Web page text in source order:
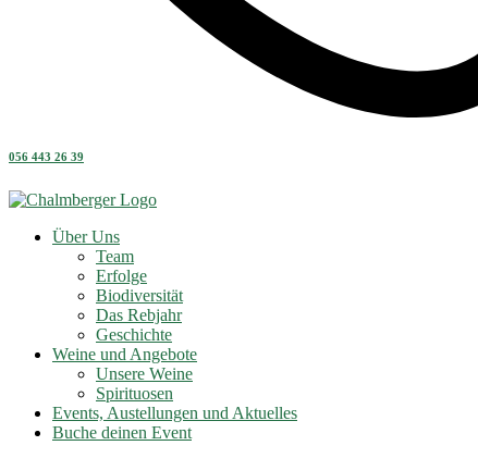
056 443 26 39
Über Uns
Team
Erfolge
Biodiversität
Das Rebjahr
Geschichte
Weine und Angebote
Unsere Weine
Spirituosen
Events, Austellungen und Aktuelles
Buche deinen Event